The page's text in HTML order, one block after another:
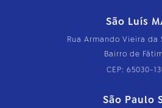
São Luís
Rua Armando Vieira da
Bairro de
CEP: 65030-
São Paulo